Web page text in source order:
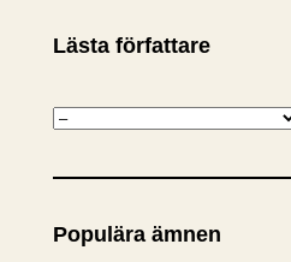
Lästa författare
K
t
g
Populära ämnen